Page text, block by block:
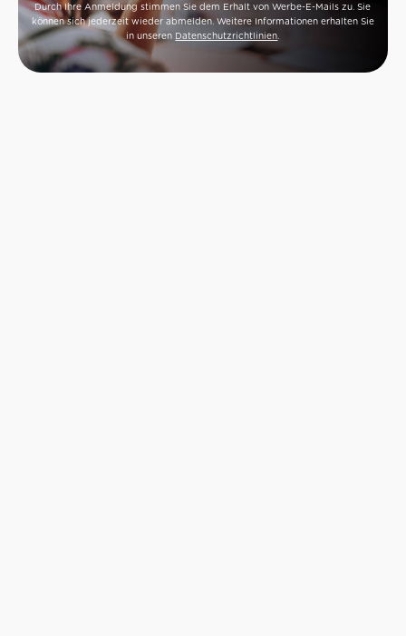
Durch Ihre Anmeldung stimmen Sie dem Erhalt von Werbe-E-Mails zu. Sie
können sich jederzeit wieder abmelden. Weitere Informationen erhalten Sie
in unseren Datenschutzrichtlinien.